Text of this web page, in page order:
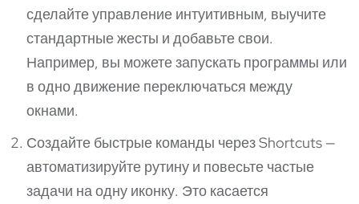
сделайте управление интуитивным, выучите
стандартные жесты и добавьте свои.
Например, вы можете запускать программы или
в одно движение переключаться между
окнами.
Создайте быстрые команды через Shortcuts —
автоматизируйте рутину и повесьте частые
задачи на одну иконку. Это касается